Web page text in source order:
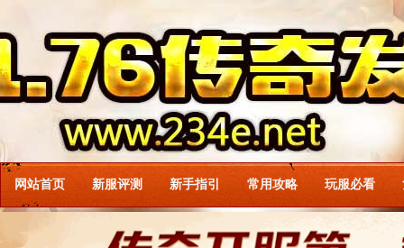
网站首页 新服评测 新手指引 常用攻略 玩服必看